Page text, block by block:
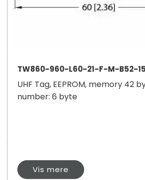
TW860-960-L60-21-F-M-B52-
UHF Tag, EEPROM, memory 42
number: 6 byte
Vis mere